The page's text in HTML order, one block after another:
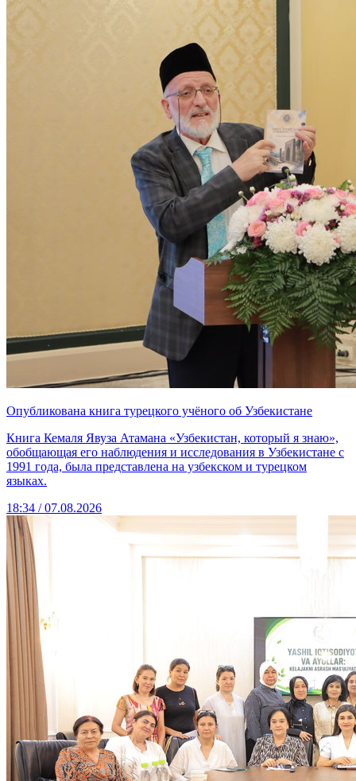
Опубликована книга турецкого учёного об Узбекистане
Книга Кемаля Явуза Атамана «Узбекистан, который я знаю»,
обобщающая его наблюдения и исследования в Узбекистане с
1991 года, была представлена на узбекском и турецком
языках.
18:34 / 07.08.2026